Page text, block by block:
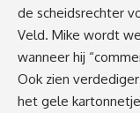
de scheidsrechter
Veld. Mike wordt
wanneer hij
Ook zien
het gele